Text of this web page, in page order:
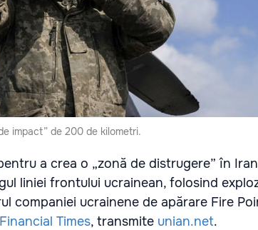
impact” de 200 de kilometri.
a crea o „zonă de distrugere” în
liniei frontului ucrainean, folosind
companiei ucrainene de apărare Fire
Financial Times, transmite unian.net.